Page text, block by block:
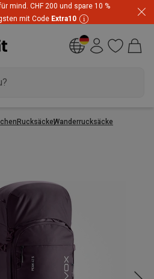
mind. CHF 200 und spare 10 %
mit Code Extra10
RucksäckeWanderrucksäcke